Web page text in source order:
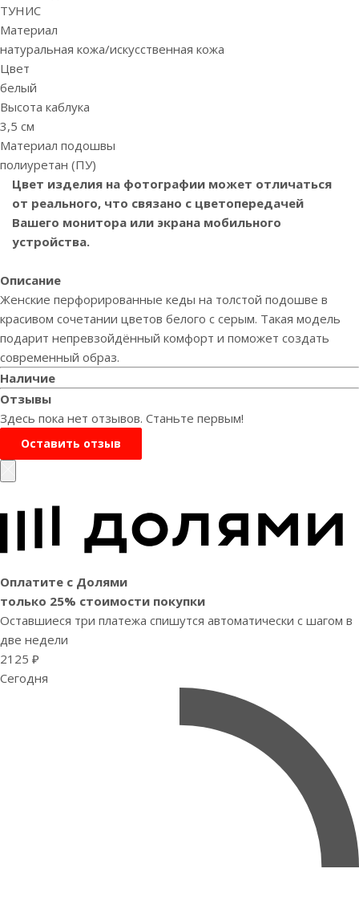
ТУНИС
Материал
натуральная кожа/искусственная кожа
Цвет
белый
Высота каблука
3,5 см
Материал подошвы
полиуретан (ПУ)
Цвет изделия на фотографии может отличаться
от реального, что связано с цветопередачей
Вашего монитора или экрана мобильного
устройства.
Описание
Женские перфорированные кеды на толстой подошве в
красивом сочетании цветов белого с серым. Такая модель
подарит непревзойдённый комфорт и поможет создать
современный образ.
Наличие
Отзывы
Здесь пока нет отзывов. Станьте первым!
Оставить отзыв
Оплатите с Долями
только 25% стоимости покупки
Оставшиеся три платежа спишутся автоматически с шагом в
две недели
2125 ₽
Сегодня